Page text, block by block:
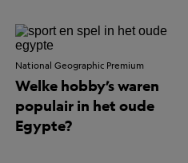
National Geographic Premium
Welke hobby’s waren
populair in het oude
Egypte?